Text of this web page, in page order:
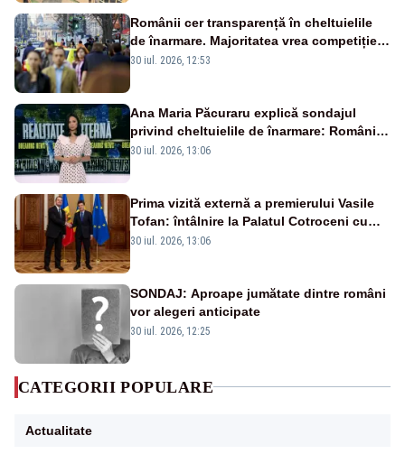
Românii cer transparență în cheltuielile
de înarmare. Majoritatea vrea competiție
reală și industrie locală – SONDAJ
30 iul. 2026, 12:53
Ana Maria Păcuraru explică sondajul
privind cheltuielile de înarmare: Românii
cer transparență în achiziții și un echilibru
30 iul. 2026, 13:06
Prima vizită externă a premierului Vasile
Tofan: întâlnire la Palatul Cotroceni cu
președintele Nicușor Dan
30 iul. 2026, 13:06
SONDAJ: Aproape jumătate dintre români
vor alegeri anticipate
30 iul. 2026, 12:25
CATEGORII POPULARE
Actualitate